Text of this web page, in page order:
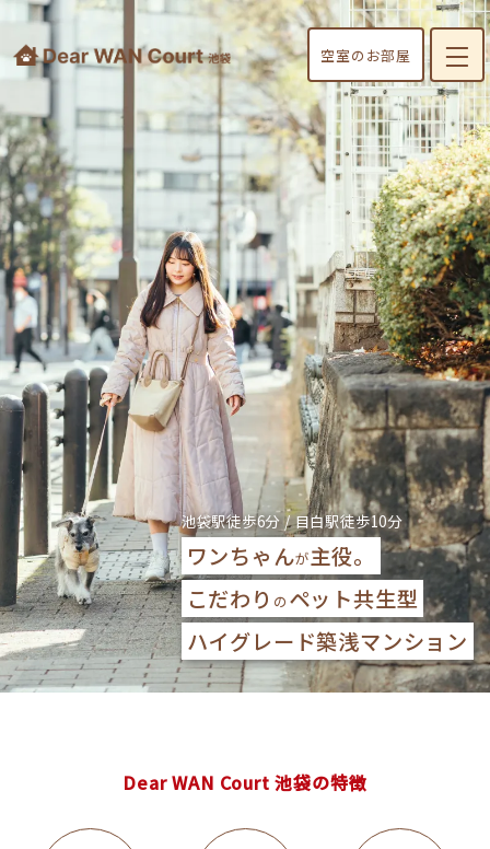
空室のお部屋
池袋駅徒歩6分 / 目白駅徒歩10分
ワンちゃんが主役。
こだわり の ペット共生型
ハイグレード築浅マンション
Dear WAN Court 池袋の特徴